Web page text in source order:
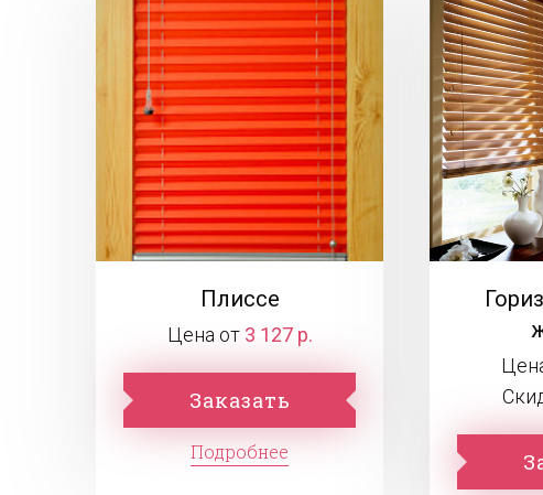
Плиссе
Цена от 3 127 р.
Заказать
Подробнее